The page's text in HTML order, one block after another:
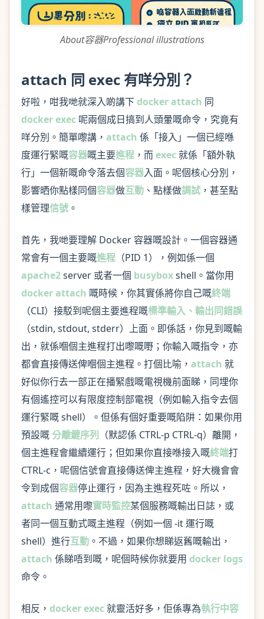
About容器Professional illustrations
attach 同 exec 有咩分別？
好啦，咁我哋就深入啲講下docker attach 同
docker exec 呢兩個成日搞到人頭暈嘅命令，究竟有
咩分別。簡單嚟講， attach 係「接入」一個已經喺
度運行緊嘅容器嘅主要進程 ，而 exec就係「額外執
行」一個新嘅命令落去個容器入面。呢個核心分別，
影響晒你點樣同個容器做互動 、點樣做調試 ，甚至點
樣管理信號 。
首先，我哋要理解 Docker 容器嘅設計。一個容器通
常會有一個主要嘅進程 （PID 1），例如係一個
apache2server 或者一個 busyboxshell。當你用
docker attach 嘅時候，你其實係將你自己嘅終端
（CLI）接駁到呢個主要進程嘅標準輸入、輸出同錯誤
（stdin, stdout, stderr）上面。即係話，你見到嘅輸
出，就係嗰個主進程打出嚟嘅嘢；你輸入嘅指令，亦
都會直接傳送俾嗰個主進程。打個比喻， attach 就
好似你行去一部正在播緊戲嘅電視機前面睇，同埋你
有個遙控可以有限度控制部電視（例如輸入指令去個
運行緊嘅 shell）。但係有個好重要嘅陷阱：如果你用
預設嘅 分離鍵序列
（默認係 CTRL-p CTRL-q）離開，
個主進程會繼續運行；但如果你直接喺接入嘅終端打
CTRL-c，呢個信號會直接傳送俾主進程，好大機會會
令到成個容器停止運行，因為主進程死咗。所以，
attach 通常用嚟實時監控某個服務嘅輸出日誌，或
者同一個互動式嘅主進程（例如一個 -it 運行嘅
shell）進行互動 。不過，如果你想睇返舊嘅輸出，
attach 係睇唔到嘅，呢個時候你就要用 docker logs
命令。
相反， docker exec就靈活好多，佢係專為執行中容